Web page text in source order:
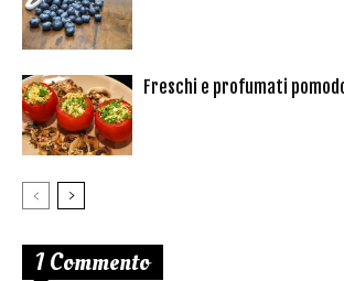
Freschi e profumati
1 Commento